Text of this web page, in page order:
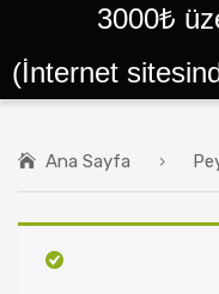
ANA SAYFA
SIPARIŞLER
BALLAR
KAYMAKLAR
3000₺
(İnternet
Ana Sayfa